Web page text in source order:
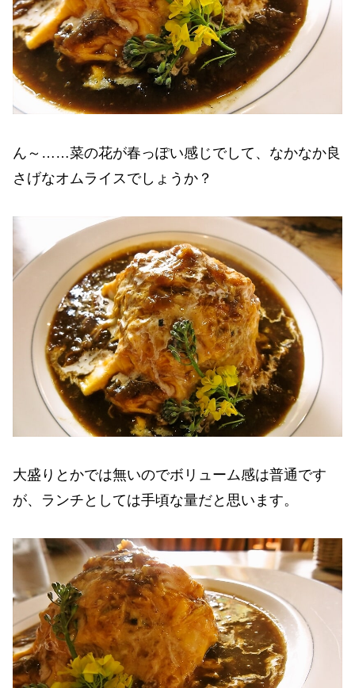
ん～……菜の花が春っぽい感じでして、なかなか良
さげなオムライスでしょうか？
大盛りとかでは無いのでボリューム感は普通です
が、ランチとしては手頃な量だと思います。